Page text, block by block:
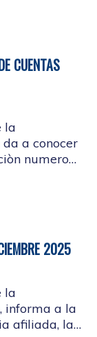
CUENTAS
la
a conocer
2025
la
informa a la
afiliada, la